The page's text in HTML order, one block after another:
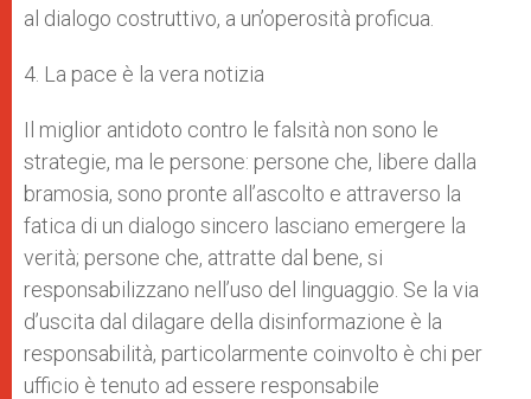
al dialogo costruttivo, a un’operosità proficua.
4. La pace è la vera notizia
Il miglior antidoto contro le falsità non sono le
strategie, ma le persone: persone che, libere dalla
bramosia, sono pronte all’ascolto e attraverso la
fatica di un dialogo sincero lasciano emergere la
verità; persone che, attratte dal bene, si
responsabilizzano nell’uso del linguaggio. Se la via
d’uscita dal dilagare della disinformazione è la
responsabilità, particolarmente coinvolto è chi per
ufficio è tenuto ad essere responsabile